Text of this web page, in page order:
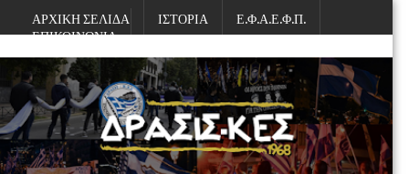
ΑΡΧΙΚΗ ΣΕΛΙΔΑ ΙΣΤΟΡΙΑ
Ε.Φ.Α.Ε.Φ.Π.
ΕΠΙΚΟΙΝΩΝΙΑ
Σάββατο, Αυγούστου 08, 2026